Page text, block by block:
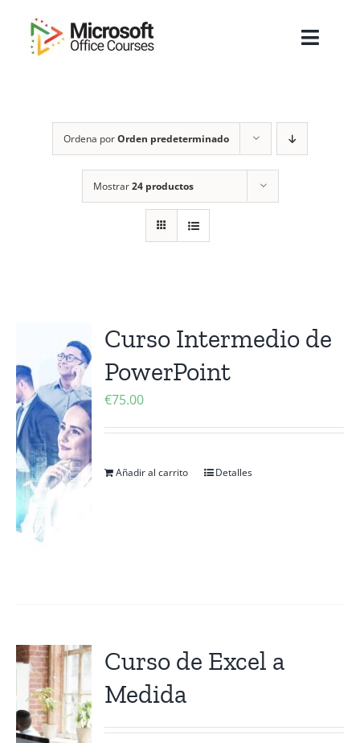
contenido
Sobre Nosotros
Cursos
Masters
Contactanos
Ordena porOrden predeterminado
Mostrar24 productos
Curso Intermedio de
PowerPoint
€75.00
Añadir al carrito Detalles
Curso de Excel a
Medida